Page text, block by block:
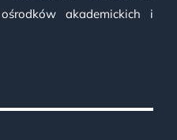
akademickich i